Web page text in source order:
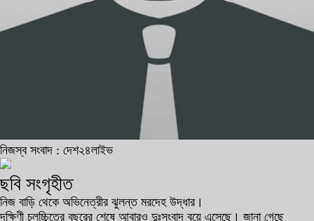
নিজস্ব সংবাদ : দেশ২৪লাইভ
ছবি সংগৃহীত
নিজ বাড়ি থেকে অভিনেত্রীর ঝুলন্ত মরদেহ উদ্ধার।
দক্ষিণী চলচ্চিত্রে বছরের শেষে আবারও দুঃসংবাদ বয়ে এসেছে। জানা গেছে